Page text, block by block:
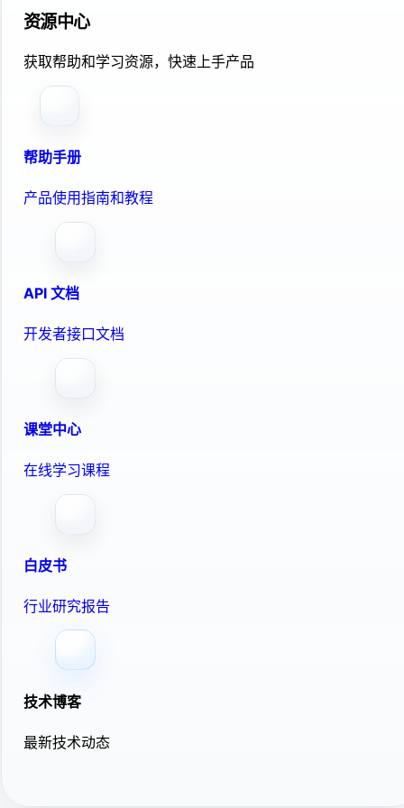
资源中心
获取帮助和学习资源，快速上手产品
帮助手册
产品使用指南和教程
API 文档
开发者接口文档
课堂中心
在线学习课程
白皮书
行业研究报告
技术博客
最新技术动态